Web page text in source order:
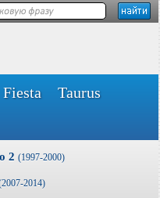
Fiesta
Taurus
2 (1997-2000)
2014)